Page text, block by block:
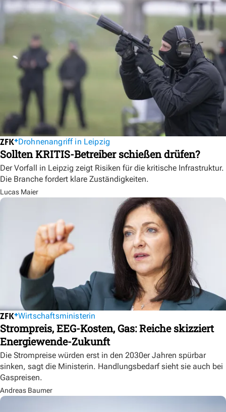
Drohnenangriff in Leipzig
Sollten KRITIS-Betreiber schießen drüfen?
Der Vorfall in Leipzig zeigt Risiken für die kritische Infrastruktur.
Die Branche fordert klare Zuständigkeiten.
Lucas Maier
Wirtschaftsministerin
Strompreis, EEG-Kosten, Gas: Reiche skizziert
Energiewende-Zukunft
Die Strompreise würden erst in den 2030er Jahren spürbar
sinken, sagt die Ministerin. Handlungsbedarf sieht sie auch bei
Gaspreisen.
Andreas Baumer